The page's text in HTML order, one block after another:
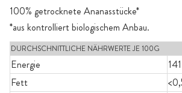
100% getrocknete Ananasstücke*
*aus kontrolliert biologischem Anbau.
DURCHSCHNITTLICHE NÄHRWERTE JE 100G
Energie
Fett